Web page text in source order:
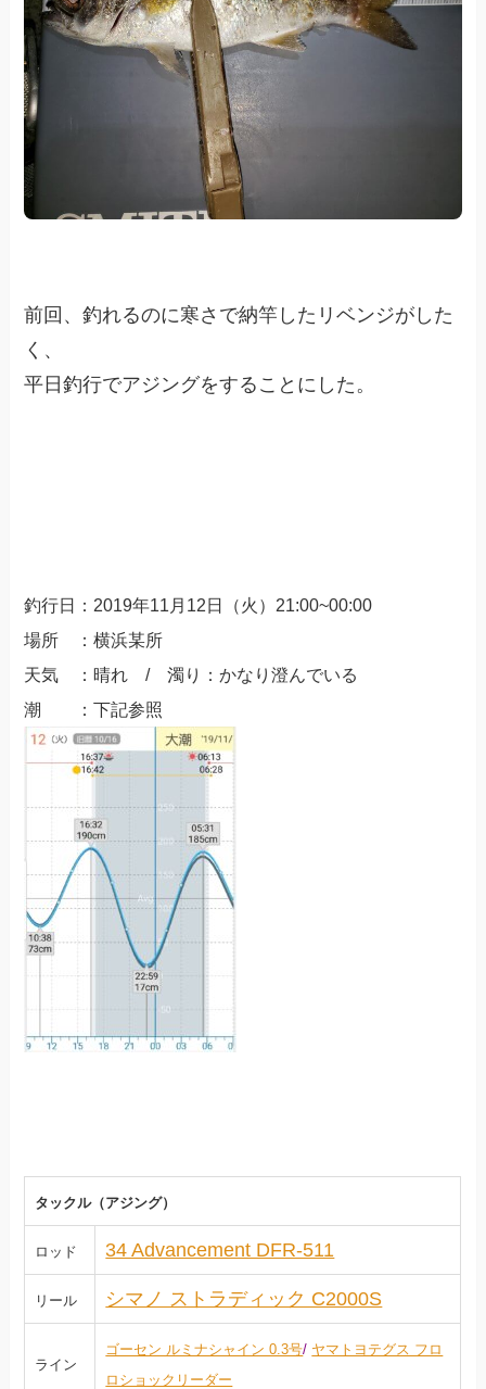
前回、釣れるのに寒さで納竿したリベンジがした
く、
平日釣行でアジングをすることにした。
釣行日： 2019年11 月12 日（火）21:00~00:00
場所 ：横浜某所
天気 ：晴れ / 濁り：かなり澄んでいる
潮 ：下記参照
タックル（アジング）
ロッド 34 Advancement DFR-511
リール シマノ ストラディック C2000S
ライン
ゴーセン ルミナシャイン 0.3号/ ヤマトヨテグス フロ
ロショックリーダー